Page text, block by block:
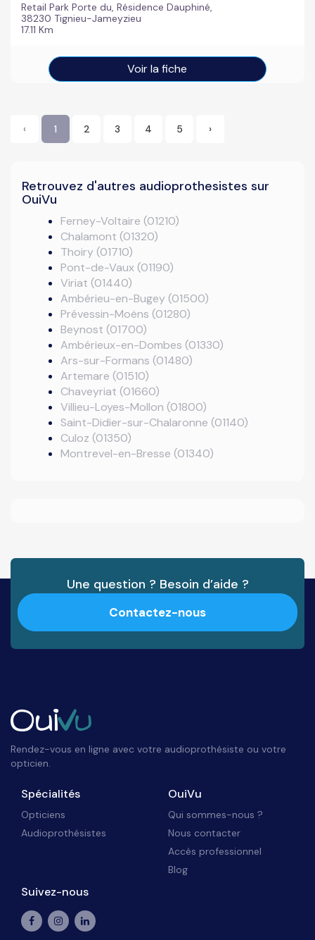
Retail Park Porte du, Résidence Dauphiné,
38230 Tignieu-Jameyzieu
17.11 Km
Voir la fiche
‹ 1 2 3 4 5 ›
Retrouvez d'autres audioprothesistes sur
OuiVu
Ferney-Voltaire (01210)
Chalamont (01320)
Thoiry (01710)
Pont-de-Vaux (01190)
Viriat (01440)
Ambérieu-en-Bugey (01500)
Prévessin-Moëns (01280)
Beynost (01700)
Ambérieux-en-Dombes (01330)
Ars-sur-Formans (01480)
Artemare (01510)
Chaveyriat (01660)
Villieu-Loyes-Mollon (01800)
Saint-Didier-sur-Chalaronne (01140)
Culoz (01350)
Montrevel-en-Bresse (01340)
Une question ? Besoin d’aide ?
Contactez-nous
Rendez-vous en ligne avec votre audioprothésiste ou votre
opticien.
Spécialités
Opticiens
Audioprothésistes
OuiVu
Qui sommes-nous ?
Nous contacter
Accès professionnel
Blog
Suivez-nous